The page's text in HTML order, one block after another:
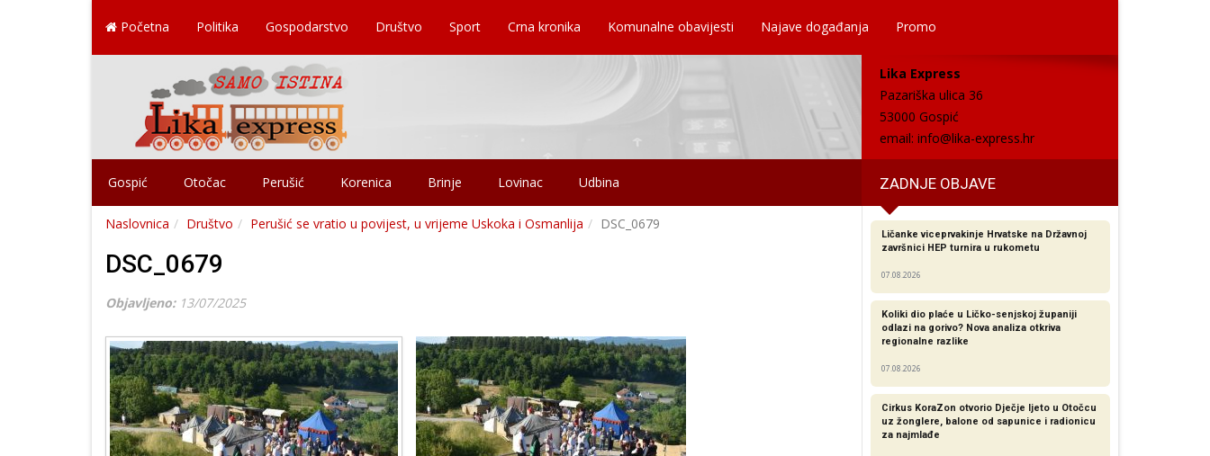
Početna Politika Gospodarstvo Društvo Sport Crna kronika Komunalne obavijesti Najave događanja Promo
Lika Express
Pazariška ulica 36
53000 Gospić
email: info@lika-express.hr
Gospić Otočac Perušić Korenica Brinje Lovinac Udbina ZADNJE OBJAVE
Naslovnica Društvo Perušić se vratio u povijest, u vrijeme Uskoka i Osmanlija DSC_0679
DSC_0679
Objavljeno: 13/07/2025
Ličanke viceprvakinje Hrvatske na Državnoj
završnici HEP turnira u rukometu
07.08.2026
Koliki dio plaće u Ličko-senjskoj županiji
odlazi na gorivo? Nova analiza otkriva
regionalne razlike​
07.08.2026
Cirkus KoraZon otvorio Dječje ljeto u Otočcu
uz žonglere, balone od sapunice i radionicu
za najmlađe